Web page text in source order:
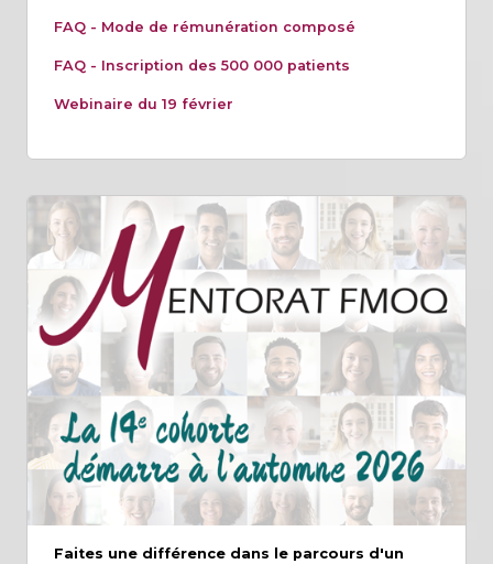
FAQ - Mode de rémunération composé
FAQ - Inscription des 500 000 patients
Webinaire du 19 février
Faites une différence dans le parcours d'un